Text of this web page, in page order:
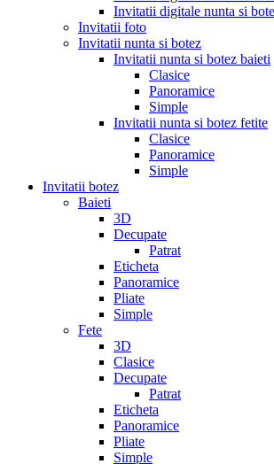
Invitatii digitale nunta si
Invitatii foto
Invitatii nunta si botez
Invitatii nunta si botez baieti
Clasice
Panoramice
Simple
Invitatii nunta si botez fetite
Clasice
Panoramice
Simple
Invitatii botez
Baieti
3D
Decupate
Patrat
Eticheta
Panoramice
Pliate
Simple
Fete
3D
Clasice
Decupate
Patrat
Eticheta
Panoramice
Pliate
Simple